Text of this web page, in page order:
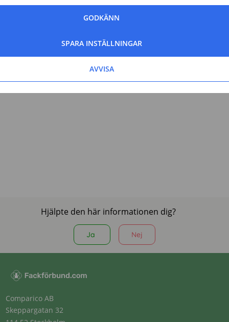
AVVISA
SPARA INSTÄLLNINGAR
GODKÄNN
Hjälpte den här informationen dig?
Ja Nej
Comparico AB
Skeppargatan 32